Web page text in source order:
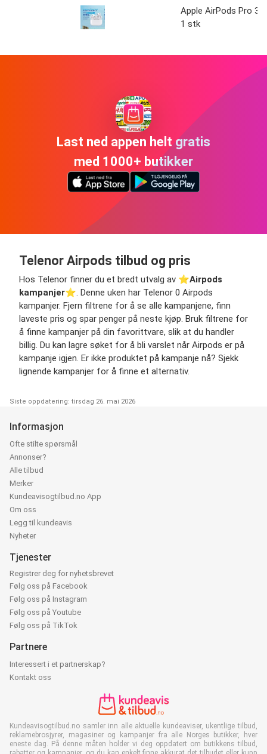
Apple AirPods Pro 3
1 stk
Last ned appen helt gratis
med 1000+ butikker
Telenor Airpods tilbud og pris
Hos Telenor finner du et bredt utvalg av ⭐️Airpods
kampanjer⭐️. Denne uken har Telenor 0 Airpods
kampanjer. Fjern filtrene for å se alle kampanjene, finn
laveste pris og spar penger på neste kjøp. Bruk filtrene for
å finne kampanjer på din favorittvare, slik at du handler
billig. Du kan lagre søket for å bli varslet når Airpods er på
kampanje igjen. Er ikke produktet på kampanje nå? Sjekk
lignende kampanjer for å finne et alternativ.
Siste oppdatering: tirsdag 26. mai 2026
Informasjon
Ofte stilte spørsmål
Annonser?
Alle tilbud
Merker
Kundeavisogtilbud.no App
Om oss
Legg til kundeavis
Nyheter
Tjenester
Registrer deg for nyhetsbrevet
Følg oss på Facebook
Følg oss på Instagram
Følg oss på Youtube
Følg oss på TikTok
Partnere
Interessert i et partnerskap?
Kontakt oss
Kundeavisogtilbud.no samler inn alle aktuelle kundeaviser, ukentlige tilbud,
reklamebrosjyrer, magasiner og kampanjer fra alle Norges butikker, hver
eneste dag. På denne måten holder vi deg oppdatert om butikkens tilbud,